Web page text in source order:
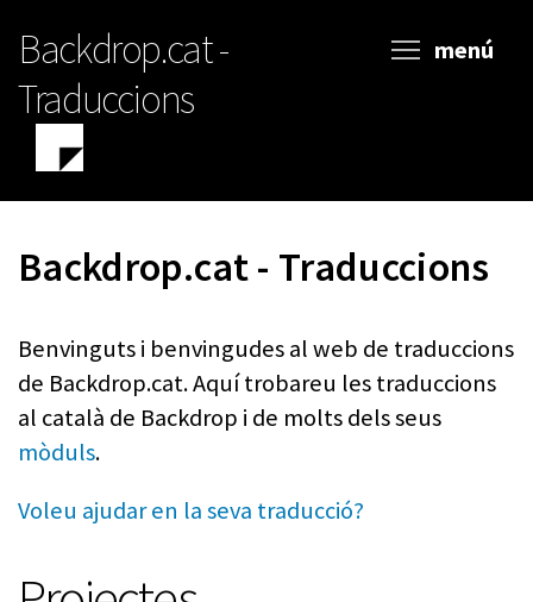
contingut
Backdrop.cat -
Traduccions
menú
Backdrop.cat - Traduccions
Benvinguts i benvingudes al web de traduccions
de Backdrop.cat. Aquí trobareu les traduccions
al català de Backdrop i de molts dels seus
mòduls.
Voleu ajudar en la seva traducció?